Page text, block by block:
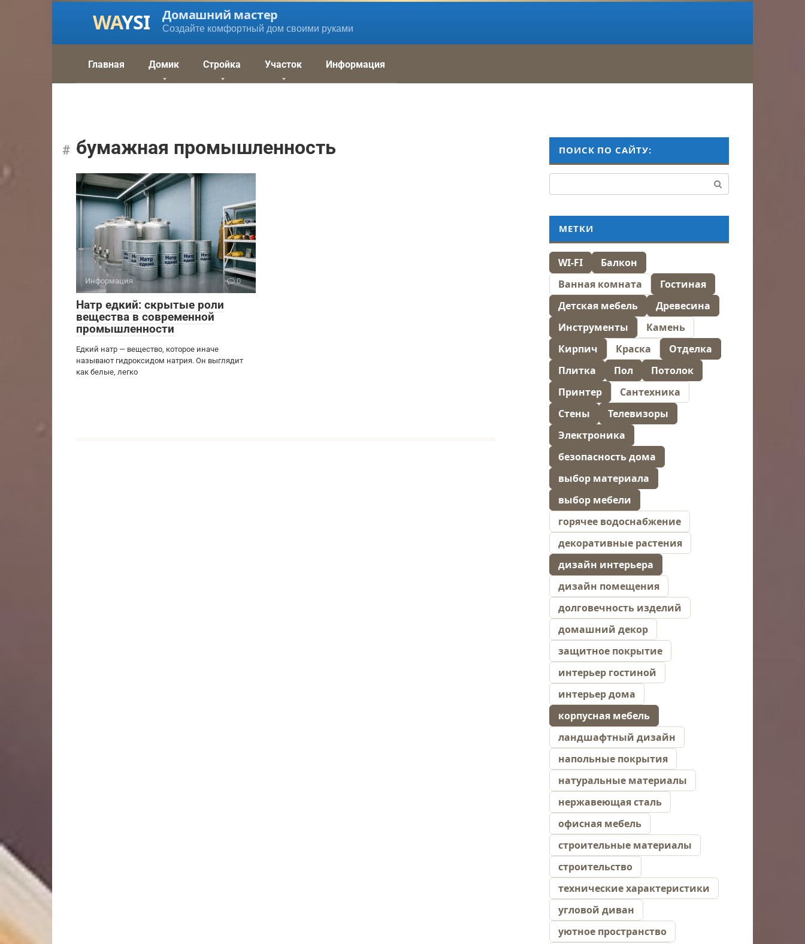
Домашний мастер
Создайте комфортный дом своими руками
Главная Домик Стройка Участок Информация
бумажная промышленность
Информация 0
Натр едкий: скрытые роли
вещества в современной
промышленности
Едкий натр — вещество, которое иначе
называют гидроксидом натрия. Он выглядит
как белые, легко
ПОИСК ПО САЙТУ:
МЕТКИ
WI-FI
Балкон
Ванная комната
Гостиная
Детская мебель
Древесина
Инструменты
Камень
Кирпич
Краска
Отделка
Плитка
Пол
Потолок
Принтер
Сантехника
Стены
Телевизоры
Электроника
безопасность дома
выбор материала
выбор мебели
горячее водоснабжение
декоративные растения
дизайн интерьера
дизайн помещения
долговечность изделий
домашний декор
защитное покрытие
интерьер гостиной
интерьер дома
корпусная мебель
ландшафтный дизайн
напольные покрытия
натуральные материалы
нержавеющая сталь
офисная мебель
строительные материалы
строительство
технические характеристики
угловой диван
уютное пространство